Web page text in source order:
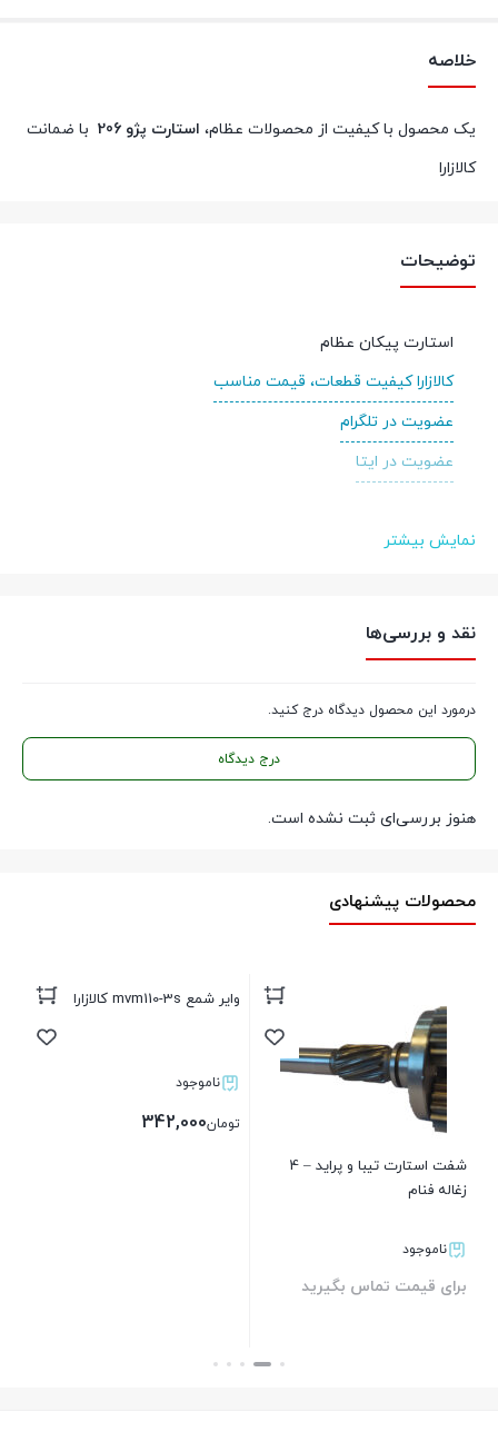
خلاصه
یک محصول با کیفیت از محصولات عظام، استارت پژو 206
با ضمانت
کالازارا
توضیحات
استارت پیکان عظام
کالازارا کیفیت قطعات، قیمت مناسب
عضویت در تلگرام
عضویت در ایتا
نمایش بیشتر
نقد و بررسی‌ها
درمورد این محصول دیدگاه درج کنید.
درج دیدگاه
هنوز بررسی‌ای ثبت نشده است.
محصولات پیشنهادی
شفت استارت تیبا و پراید – 4
زغاله فنام
ناموجود
برای قیمت تماس بگیرید
وایر شمع mvm110-3s کالازارا
ناموجود
تومان342,000